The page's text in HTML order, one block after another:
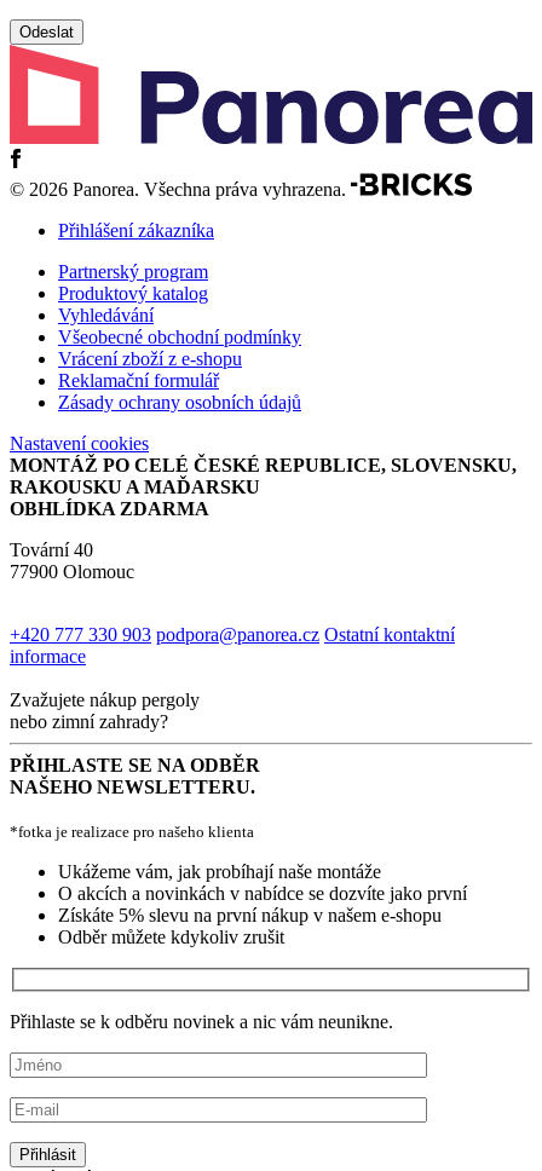
© 2026 Panorea. Všechna práva vyhrazena.
Přihlášení zákazníka
Partnerský program
Produktový katalog
Vyhledávání
Všeobecné obchodní podmínky
Vrácení zboží z e-shopu
Reklamační formulář
Zásady ochrany osobních údajů
Nastavení cookies
MONTÁŽ PO CELÉ ČESKÉ REPUBLICE, SLOVENSKU,
RAKOUSKU A MAĎARSKU
OBHLÍDKA ZDARMA
Tovární 40
77900 Olomouc
+420 777 330 903 podpora@panorea.cz Ostatní kontaktní
informace
Zvažujete nákup pergoly
nebo zimní zahrady?
PŘIHLASTE SE NA ODBĚR
NAŠEHO NEWSLETTERU.
*fotka je realizace pro našeho klienta
Ukážeme vám, jak probíhají naše montáže
O akcích a novinkách v nabídce se dozvíte jako první
Získáte 5% slevu na první nákup v našem e-shopu
Odběr můžete kdykoliv zrušit
Přihlaste se k odběru novinek a nic vám neunikne.